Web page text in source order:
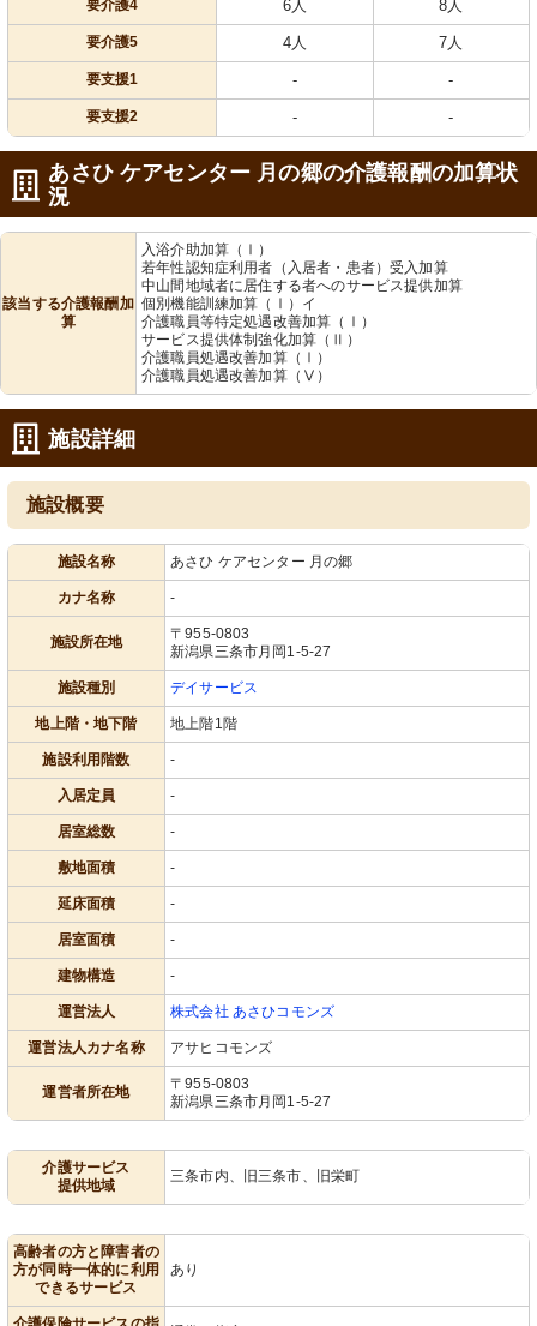
要介護4 6人 8人
要介護5 4人 7人
要支援1 - -
要支援2 - -
あさひ ケアセンター 月の郷の介護報酬の加算状
況
該当する介護報酬加
算
入浴介助加算（Ⅰ）
若年性認知症利用者（入居者・患者）受入加算
中山間地域者に居住する者へのサービス提供加算
個別機能訓練加算（Ⅰ）イ
介護職員等特定処遇改善加算（Ⅰ）
サービス提供体制強化加算（Ⅱ）
介護職員処遇改善加算（Ⅰ）
介護職員処遇改善加算（Ⅴ）
施設詳細
施設概要
施設名称 あさひ ケアセンター 月の郷
カナ名称 -
施設所在地
〒955-0803
新潟県三条市月岡1-5-27
施設種別 デイサービス
地上階・地下階 地上階1階
施設利用階数 -
入居定員 -
居室総数 -
敷地面積 -
延床面積 -
居室面積 -
建物構造 -
運営法人 株式会社 あさひコモンズ
運営法人カナ名称 アサヒコモンズ
運営者所在地
〒955-0803
新潟県三条市月岡1-5-27
介護サービス
提供地域
三条市内、旧三条市、旧栄町
高齢者の方と障害者の
方が同時一体的に利用
できるサービス
あり